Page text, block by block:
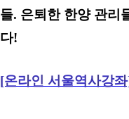
들. 은퇴한 한양 관리
다!
[온라인 서울역사강